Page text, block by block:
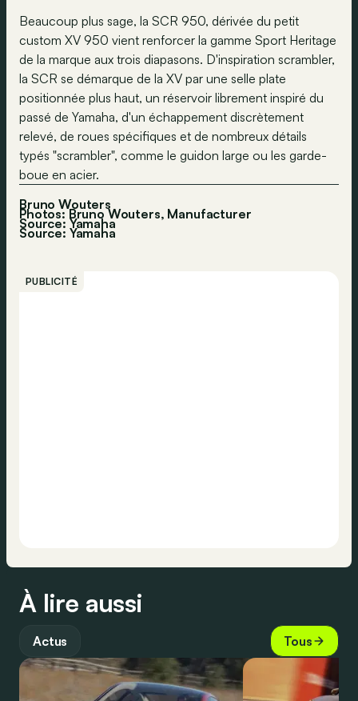
Beaucoup plus sage, la SCR 950, dérivée du petit
custom XV 950 vient renforcer la gamme Sport Heritage
de la marque aux trois diapasons. D'inspiration scrambler,
la SCR se démarque de la XV par une selle plate
positionnée plus haut, un réservoir librement inspiré du
passé de Yamaha, d'un échappement discrètement
relevé, de roues spécifiques et de nombreux détails
typés "scrambler", comme le guidon large ou les garde-
boue en acier.
Bruno Wouters
Photos: Bruno Wouters, Manufacturer
Source: Yamaha
Source: Yamaha
PUBLICITÉ
À lire aussi
Actus Tous